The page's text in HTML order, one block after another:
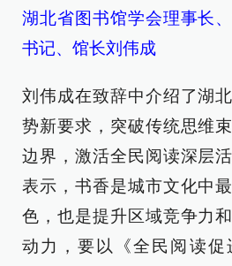
湖北省图书馆学会理事长
书记、馆长刘伟成
刘伟成在致辞中介绍了湖
势新要求，突破传统思维
边界，激活全民阅读深层
表示，书香是城市文化中
色，也是提升区域竞争力
动力，要以《全民阅读促